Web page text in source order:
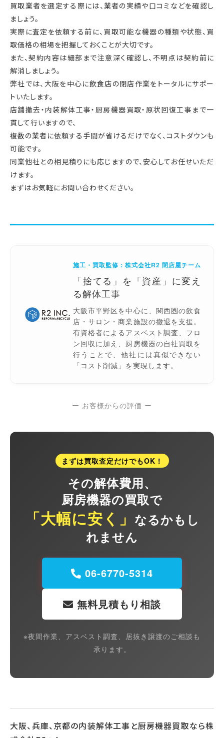
買取業者を選定する際には、業者の実績や口コミなどを確認し
ましょう。
実際に査定を依頼する前に、買取可能な機器の種類や状態、買
取価格の相場を把握しておくことが大切です。
また、契約内容は細部まで注意深く確認し、不明点は契約前に
解消しましょう。
弊社では、大阪を中心に飲食店の閉店作業をトータルにサポー
トいたします。
店舗撤去・内装解体工事・厨房機器買取・原状回復工事まで一
貫して行いますので、
複数の業者に依頼する手間が省けるだけでなく、コストダウンも
可能です。
同業他社との相見積りにも応じますので、安心してお任せいただ
けます。
まずはお気軽にお問い合わせください。
施工・買取監修：株式会社R2 閉店屋チーム
「捨てる」を「資産」に変え
る解体工事
大阪市平野区を中心に、関西圏の飲食
店・サロン・商業施設の撤退を支援。
有資格者によるアスベスト調査、フロ
ン回収に加え、厨房機器の自社買取を
行うことで、他社には真似できない
「コスト削減」を実現します。
ー お客様からの評価 ー
まずは買取査定だけでもOK！
その解体費用、
厨房機器の買取で
「大幅に安く」 なるかもし
れません
06-6770-5314
無料見積もり相談
※夜間作業、アスベスト調査、居抜き譲渡のご相談も
承ります。
大阪、兵庫、京都の内装解体工事と厨房機器買取なら株